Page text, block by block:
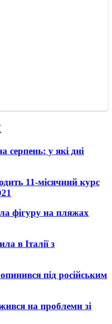
серпень: у які дні
11-місячний курс
фігуру на пляжах
в Італії з
під російським
на проблеми зі